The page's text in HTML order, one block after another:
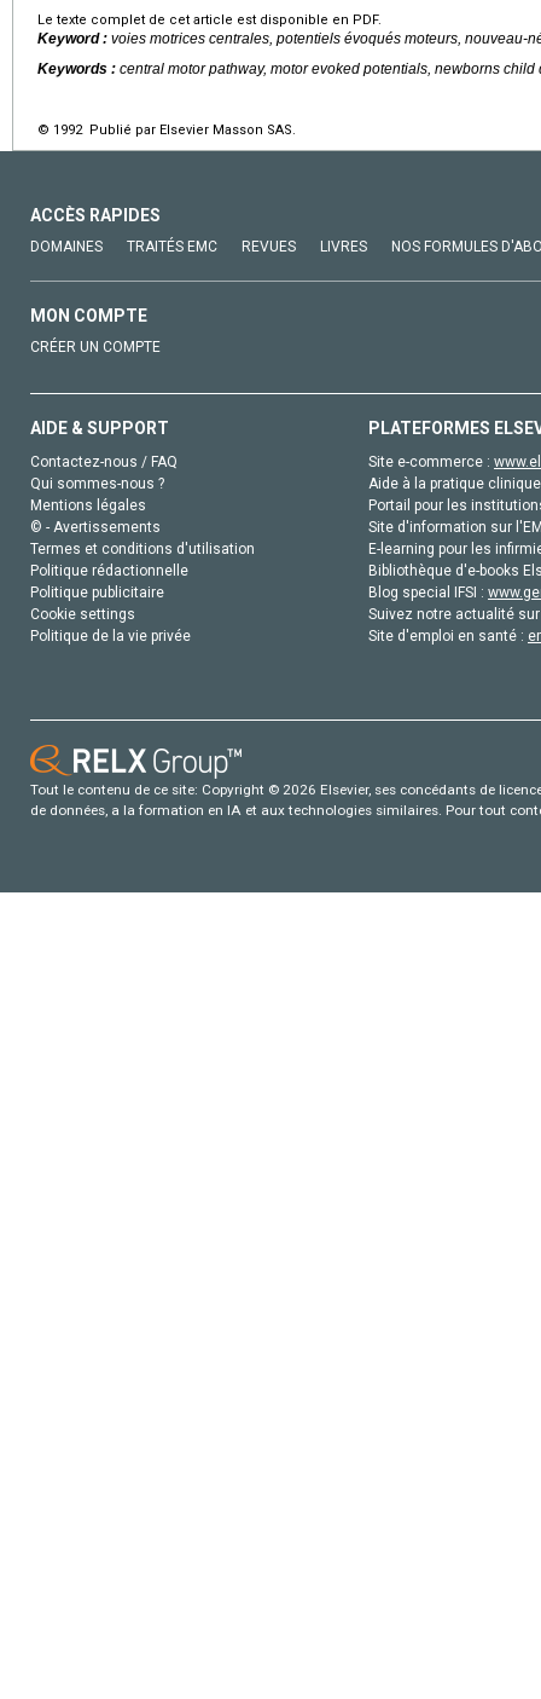
Le texte complet de cet article est disponible en PDF.
Keyword : voies motrices centrales, potentiels évoqués moteurs, nouveau-
Keywords : central motor pathway, motor evoked potentials, newborns child
© 1992 Publié par Elsevier Masson SAS.
ACCÈS RAPIDES
DOMAINES TRAITÉS EMC REVUES LIVRES NOS FORMULES
MON COMPTE
CRÉER UN COMPTE
AIDE & SUPPORT
Contactez-nous / FAQ
Qui sommes-nous ?
Mentions légales
© - Avertissements
Termes et conditions d'utilisation
Politique rédactionnelle
Politique publicitaire
Cookie settings
Politique de la vie privée
PLATEFORMES
Site e-commerce :
Aide à la pratique
Portail pour les
Site d'information sur
E-learning pour les
Bibliothèque d'e-books
Blog special IFSI :
Suivez notre actualité
Site d'emploi en santé :
Tout le contenu de ce site: Copyright © 2026 Elsevier, ses concédants de
de données, a la formation en IA et aux technologies similaires. Pour tout